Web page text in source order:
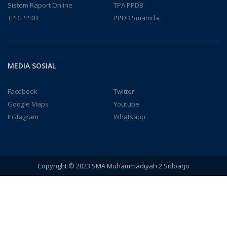
Sistem Raport Online
TPA PPDB
TPD PPDB
PPDB Smamda
MEDIA SOSIAL
Facebook
Twitter
Google Maps
Youtube
Instagram
Whatsapp
Copyright © 2023 SMA Muhammadiyah 2 Sidoarjo